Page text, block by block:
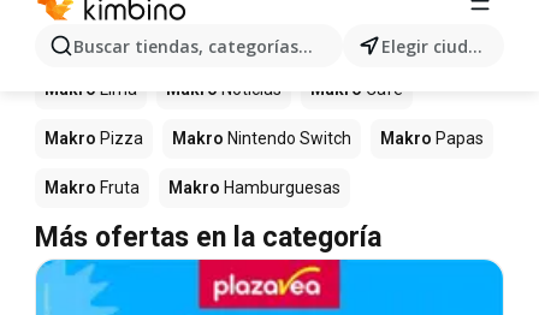
Buscar tiendas, categorías, productos... Elegir ciudad
término.
Más productos en tiendas Makro
Makro Lima Makro Noticias Makro Café
Makro Pizza Makro Nintendo Switch Makro Papas
Makro Fruta Makro Hamburguesas
Más ofertas en la categoría